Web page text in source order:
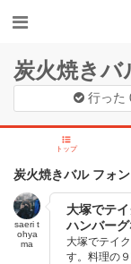
炭火焼きバ
行った
トップ
炭火焼きバル フォ
saeri t
ohya
ma
大塚でテ
ハンバー
大塚でテイ
す。料理の